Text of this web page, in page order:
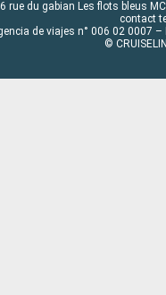
rue du gabian Les flots bleus
contact
de viajes n° 006 02 0007
©